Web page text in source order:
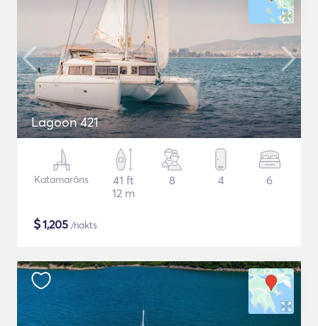
Lagoon 421
Katamarāns
41 ft
12 m
8 4 6
$1,205 /nakts